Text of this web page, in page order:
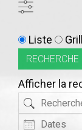
Type
d’affichage
résultats
Liste
RECHERCHE
Afficher la
Recherche
Dates